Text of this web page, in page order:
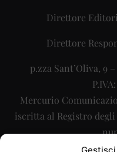
Direttore
Direttore
p.zza Sant’Oliva, 9 –
Mercurio
iscritta al Registro